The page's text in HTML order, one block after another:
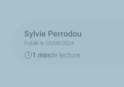
Sylvie Perrodou
Publié le 05/09/2024
1 minde lecture